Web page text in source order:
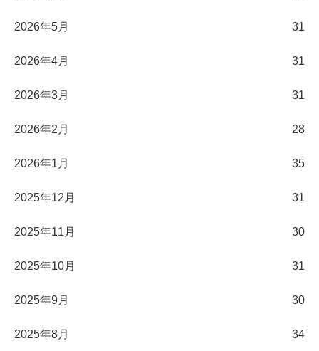
2026年5月 31
2026年4月 31
2026年3月 31
2026年2月 28
2026年1月 35
2025年12月 31
2025年11月 30
2025年10月 31
2025年9月 30
2025年8月 34